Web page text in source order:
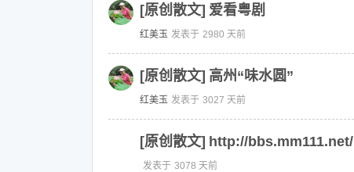
[原创散文] 爱看粤剧
红美玉 发表于 2980 天前
[原创散文] 高州“味水圆”
红美玉 发表于 3027 天前
[原创散文] http://bbs.mm111.net/
发表于 3078 天前